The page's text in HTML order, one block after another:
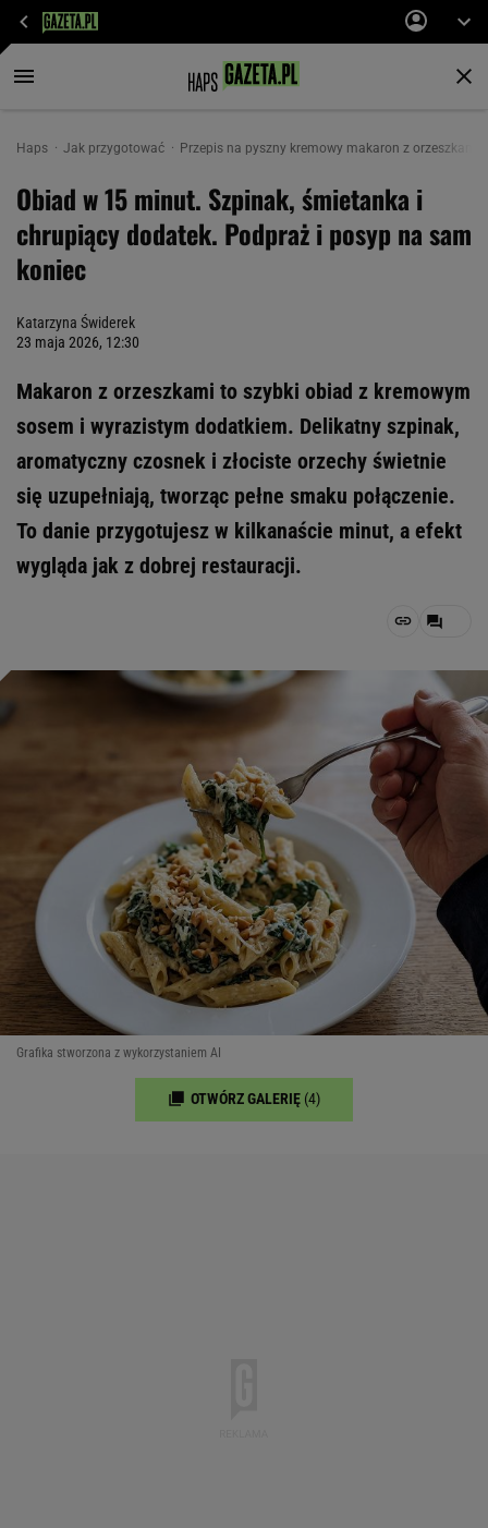
Haps Jak przygotować Przepis na pyszny kremowy makaron z
Obiad w 15 minut. Szpinak, śmietanka i
chrupiący dodatek. Podpraż i posyp na sam
koniec
Katarzyna Świderek
23 maja 2026, 12:30
Makaron z orzeszkami to szybki obiad z kremowym
sosem i wyrazistym dodatkiem. Delikatny szpinak,
aromatyczny czosnek i złociste orzechy świetnie
się uzupełniają, tworząc pełne smaku połączenie.
To danie przygotujesz w kilkanaście minut, a efekt
wygląda jak z dobrej restauracji.
Grafika stworzona z wykorzystaniem AI
OTWÓRZ GALERIĘ (4)